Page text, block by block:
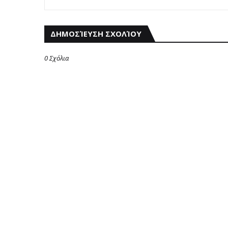
ΔΗΜΟΣΊΕΥΣΗ ΣΧΟΛΊΟΥ
0 Σχόλια